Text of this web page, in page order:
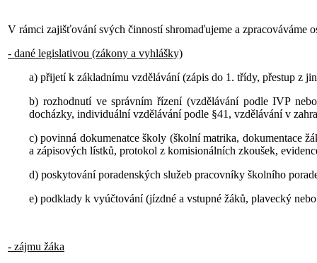
V rámci zajišťování svých činností shromaďujeme a zpracováváme
- dané legislativou (zákony a vyhlášky)
a) přijetí k základnímu vzdělávání (zápis do 1. třídy, přestup z
b) rozhodnutí ve správním řízení (vzdělávání podle IVP
docházky, individuální vzdělávání podle §41, vzdělávání v
c) povinná dokumenatce školy (školní matrika, dokumentace
a zápisových lístků, protokol z komisionálních zkoušek,
d) poskytování poradenských služeb pracovníky školního
e) podklady k vyúčtování (jízdné a vstupné žáků, plavecký
- zájmu žáka